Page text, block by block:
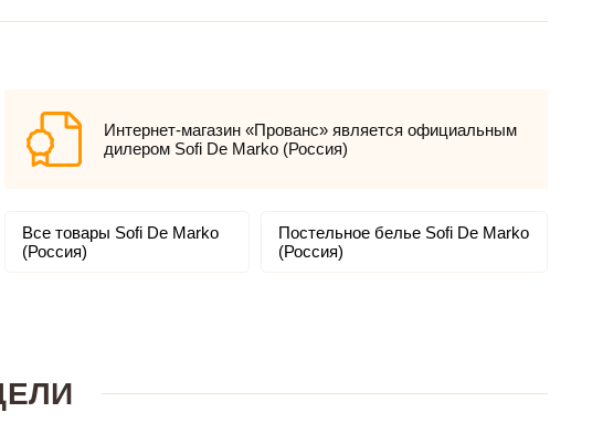
Интернет-магазин «Прованс» является официальным
дилером Sofi De Marko (Россия)
Все товары Sofi De Marko
(Россия)
Постельное белье Sofi De Marko
(Россия)